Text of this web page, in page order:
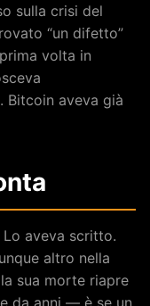
sulla crisi del
“un difetto”
volta in
Bitcoin aveva già
aveva scritto.
altro nella
sua morte riapre
da anni — è se un